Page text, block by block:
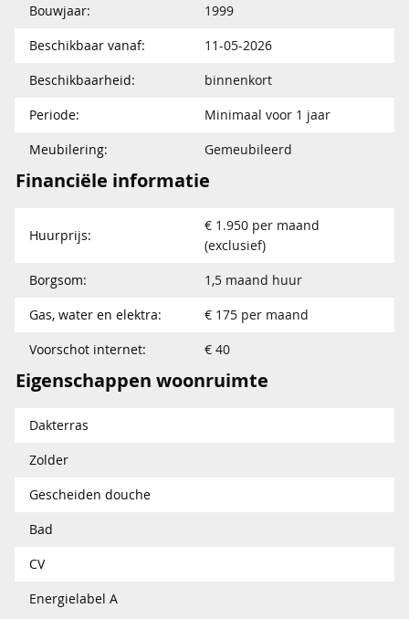
Bouwjaar:
1999
Beschikbaar vanaf:
11-05-2026
Beschikbaarheid:
binnenkort
Periode:
Minimaal voor 1 jaar
Meubilering:
Gemeubileerd
Financiële informatie
Huurprijs:
€ 1.950 per maand
(exclusief)
Borgsom:
1,5 maand huur
Gas, water en elektra:
€ 175 per maand
Voorschot internet:
€ 40
Eigenschappen woonruimte
Dakterras
Zolder
Gescheiden douche
Bad
CV
Energielabel A